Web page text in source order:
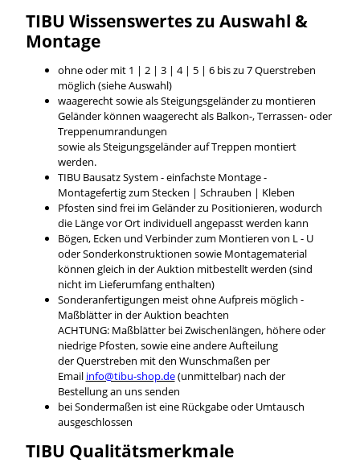
TIBU Wissenswerteszu Auswahl &
Montage
ohne oder mit 1 | 2 | 3 | 4 | 5 | 6 bis zu 7 Querstreben
möglich (siehe Auswahl)
waagerecht sowie als Steigungsgeländer zu montieren
Geländer können waagerecht als Balkon-, Terrassen- oder
Treppenumrandungen
sowie als Steigungsgeländer auf Treppen montiert
werden.
TIBU Bausatz System - einfachste Montage -
Montagefertig zum Stecken | Schrauben | Kleben
Pfosten sind frei im Geländer zu Positionieren, wodurch
die Länge vor Ort individuell angepasst werden kann
Bögen, Ecken und Verbinder zum Montieren von L - U
oder Sonderkonstruktionen sowie Montagematerial
können gleich in der Auktion mitbestellt werden (sind
nicht im Lieferumfang enthalten)
Sonderanfertigungen meist ohne Aufpreis möglich -
Maßblätter in der Auktion beachten
ACHTUNG: Maßblätter bei Zwischenlängen, höhere oder
niedrige Pfosten, sowie eine andere Aufteilung
der Querstreben mit den Wunschmaßen per
Email info@tibu-shop.de(unmittelbar) nach der
Bestellung an uns senden
bei Sondermaßen ist eine Rückgabe oder Umtausch
ausgeschlossen
TIBU Qualitätsmerkmale